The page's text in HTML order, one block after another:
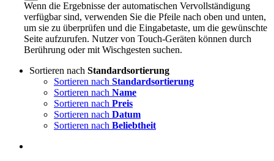
Wenn die Ergebnisse der automatischen Vervollständigung
verfügbar sind, verwenden Sie die Pfeile nach oben und unten,
um sie zu überprüfen und die Eingabetaste, um die gewünschte
Seite aufzurufen. Nutzer von Touch-Geräten können durch
Berührung oder mit Wischgesten suchen.
Sortieren nach Standardsortierung
Sortieren nach Standardsortierung
Sortieren nach Name
Sortieren nach Preis
Sortieren nach Datum
Sortieren nach Beliebtheit